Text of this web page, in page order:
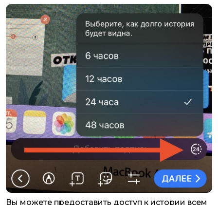
Вы можете предоставить доступ к истории всем